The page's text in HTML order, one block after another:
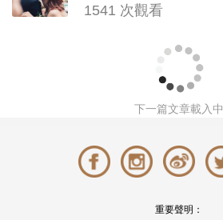
1541 次觀看
下一篇文章載入中
重要聲明：